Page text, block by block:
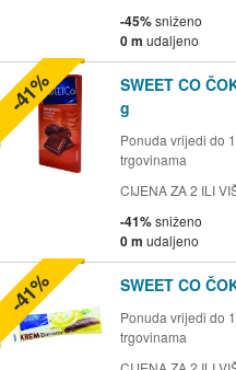
-45%sniženo
0 m udaljeno
SWEET CO
g
Ponuda vrijedi do
trgovinama
CIJENA ZA 2 ILI
-41%sniženo
0 m udaljeno
-41%
SWEET CO
Ponuda vrijedi do
trgovinama
-41%